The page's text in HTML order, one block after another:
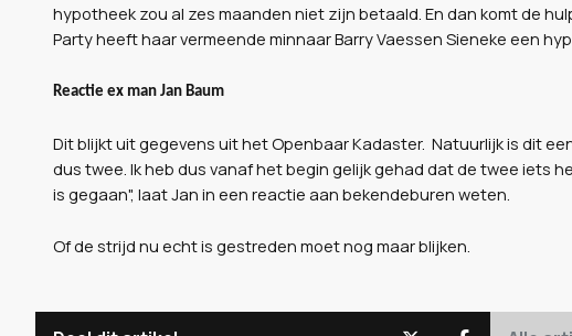
hypotheek zou al zes maanden niet zijn betaald. En dan komt de
Party heeft haar vermeende minnaar Barry Vaessen Sieneke een
Reactie ex man Jan Baum
Dit blijkt uit gegevens uit het Openbaar Kadaster. Natuurlijk is dit
dus twee. Ik heb dus vanaf het begin gelijk gehad dat de twee iets
is gegaan", laat Jan in een reactie aan bekendeburen weten.
Of de strijd nu echt is gestreden moet nog maar blijken.